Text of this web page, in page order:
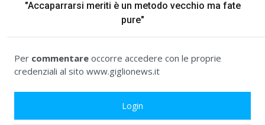
"Accaparrarsi meriti è un metodo vecchio ma fate
pure"
Per commentare occorre accedere con le proprie
credenziali al sito www.giglionews.it
Login